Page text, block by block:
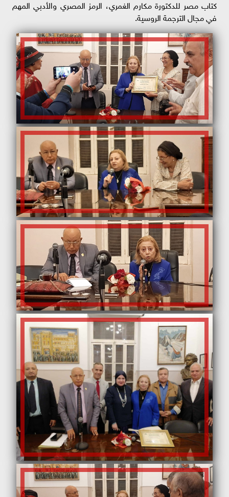
كتاب مصر للدكتورة مكارم الغمري، الرمز المصري والأدبي المهم
في مجال الترجمة الروسية.